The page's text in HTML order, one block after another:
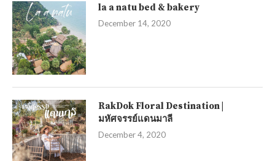
la a natu bed & bakery
December 14, 2020
RakDok Floral Destination |
มหัศจรรย์แดนมาลี
December 4, 2020